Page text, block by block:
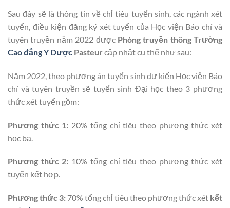
Sau đây sẽ là thông tin về chỉ tiêu tuyển sinh, các ngành xét
tuyển, điều kiện đăng ký xét tuyển của Học viện Báo chí và
tuyên truyền năm 2022 được Phòng truyền thông Trường
Cao đẳng Y Dược Pasteur cập nhật cụ thể như sau:
Năm 2022, theo phương án tuyển sinh dự kiến Học viện Báo
chí và tuyên truyền sẽ tuyển sinh Đại học theo 3 phương
thức xét tuyển gồm:
Phương thức 1: 20% tổng chỉ tiêu theo phương thức xét
học bạ.
Phương thức 2: 10% tổng chỉ tiêu theo phương thức xét
tuyển kết hợp.
Phương thức 3: 70% tổng chỉ tiêu theo phương thức xét kết